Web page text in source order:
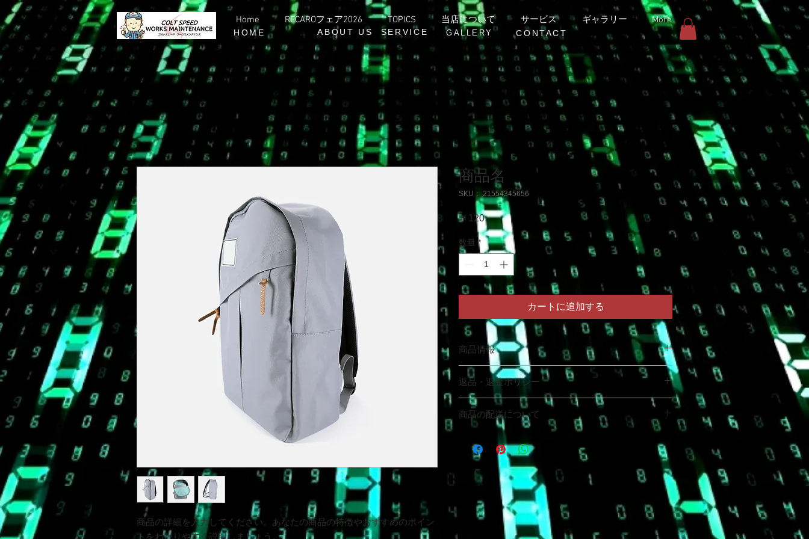
Home RECAROフェア2026 TOPICS 当店について サービス ギャラリー More
HOME ABOUT US SERVICE GALLERY CONTACT
商品の詳細を入力してください。あなたの商品の特徴やおすすめのポイン
トをわかりやすく説明しましょう。
商品名
SKU： 21554345656
￥120価
格
数量 *
カートに追加する
商品情報
商品の詳細を入力してください。サイズ、素材、取扱説
明に加え、商品の特徴やおすすめのポイントなどを説明
しましょう。
返品・返金ポリシー
返品・返金規約を入力してください。商品にご満足いた
だけなかった場合の返品・返金ポリシーと手順を説明し
ましょう。規約の内容を明確にすることで、お客様の信
頼を獲得し、安心して商品をご購入いただけます。
商品の配送について
配送地域、料金、所要時間、梱包など、商品の配送に関
する情報を入力してください。配送情報を明確にするこ
とで、お客様の信頼を獲得し、安心して商品をご購入い
ただけます。